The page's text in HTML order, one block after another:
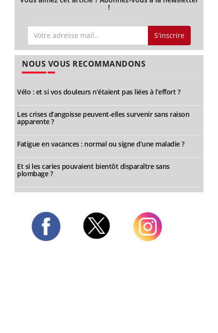
!
S'inscrire
NOUS VOUS RECOMMANDONS
Vélo : et si vos douleurs n’étaient pas liées à l’effort ?
Les crises d’angoisse peuvent-elles survenir sans raison
apparente ?
Fatigue en vacances : normal ou signe d’une maladie ?
Et si les caries pouvaient bientôt disparaître sans
plombage ?